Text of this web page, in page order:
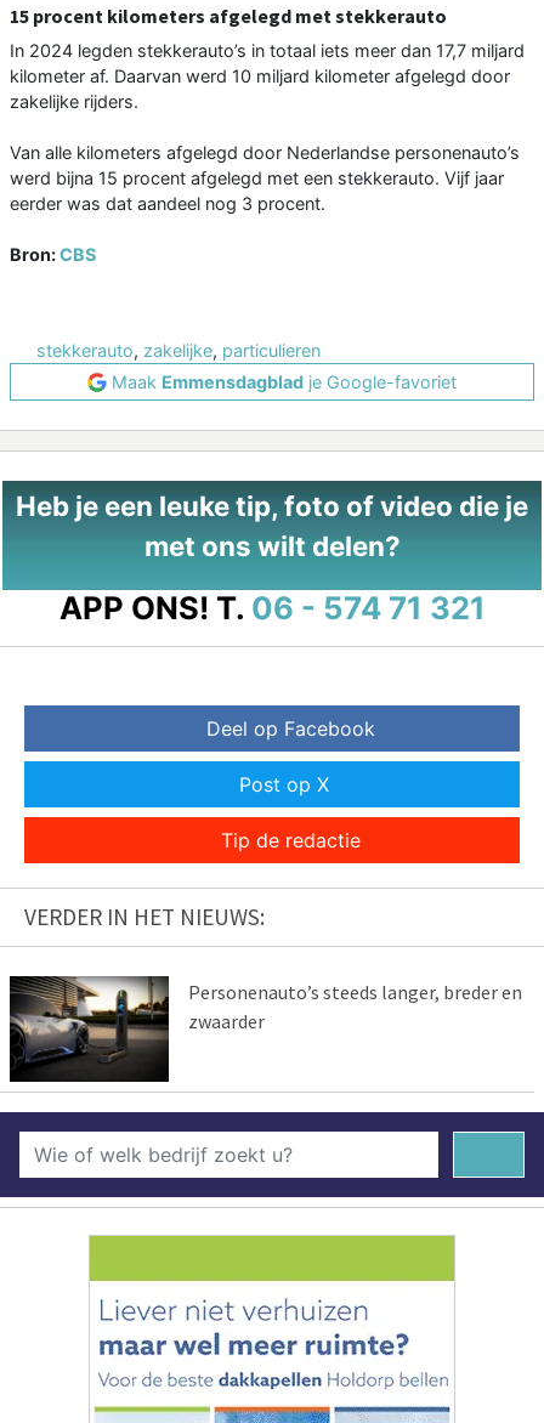
15 procent kilometers afgelegd met stekkerauto
In 2024 legden stekkerauto’s in totaal iets meer dan 17,7 miljard
kilometer af. Daarvan werd 10 miljard kilometer afgelegd door
zakelijke rijders.
Van alle kilometers afgelegd door Nederlandse personenauto’s
werd bijna 15 procent afgelegd met een stekkerauto. Vijf jaar
eerder was dat aandeel nog 3 procent.
Bron:CBS
stekkerauto, zakelijke, particulieren
Maak Emmensdagblad je Google-favoriet
Heb je een leuke tip, foto of video die je
met ons wilt delen?
APP ONS! T. 06 - 574 71 321
Deel op Facebook
Post op X
Tip de redactie
VERDER IN HET NIEUWS:
Personenauto’s steeds langer, breder en
zwaarder